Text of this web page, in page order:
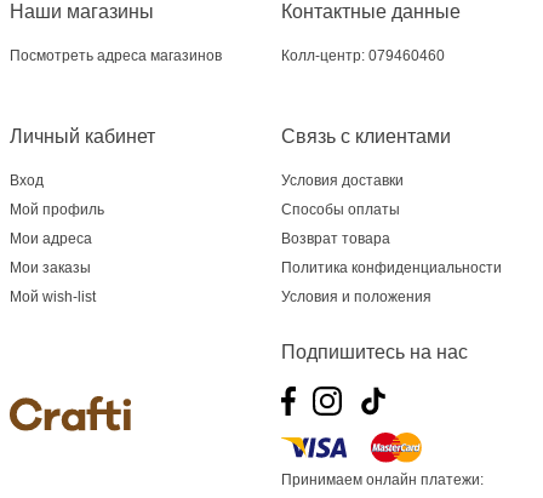
Наши магазины
Посмотреть адреса магазинов
Связь с клиентами
Условия доставки
Способы оплаты
Возврат товара
Политика конфиденциальности
Условия и положения
Личный кабинет
Вход
Мой профиль
Мои адреса
Мои заказы
Мой wish-list
Контактные данные
Колл-центр: 079460460
Подпишитесь на нас
Принимаем онлайн платежи: